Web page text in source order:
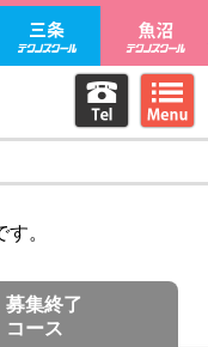
クール
上越テクノスクール
三条テクノ
テクノスクール 電話を
。
募集終了
コース